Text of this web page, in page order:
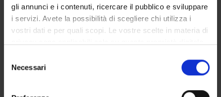
gli annunci e i contenuti, ricercare il pubblico e sviluppare
i servizi. Avete la possibilità di scegliere chi utilizza i
vostri dati e per quali scopi. Le vostre scelte in materia di
modificare o revocare il proprio consenso in qualsiasi
momento dalla Dichiarazione sui cookie o facendo clic
delNecessari
Housing service
Documents